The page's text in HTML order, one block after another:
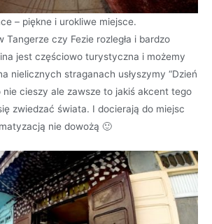
– piękne i urokliwe miejsce.
Tangerze czy Fezie rozległa i bardzo
jest częściowo turystyczna i możemy
nielicznych straganach usłyszymy “Dzień
nie cieszy ale zawsze to jakiś akcent tego
zwiedzać świata. I docierają do miejsc
nie dowożą 🙂